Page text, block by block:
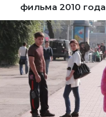
фильма 2010 года